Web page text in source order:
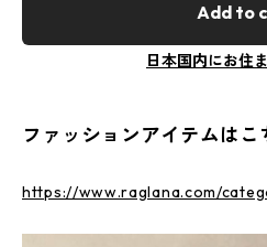
Add to
日本国内にお住
ファッションアイテムはこ
https://www.raglana.com/